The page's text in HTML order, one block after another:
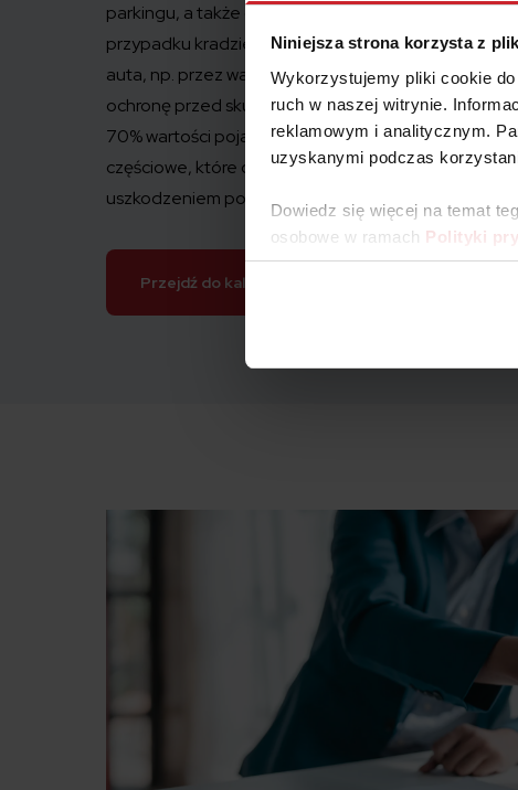
Niniejsza strona korzysta z
Wykorzystujemy pliki cookie
ruch w naszej witrynie.
reklamowym i analitycznym.
uzyskanymi podczas
Dowiedz się więcej na temat
osobowe w ramach Polityki
parkingu, a także gwarantuje rekompensatę
przypadku kradzieży samochodu czy celowego
auta, np. przez wandali. Możesz też wybrać polisę
ochronę przed skutkami tzw. szkody całkowitej,
70% wartości pojazdu. Innym wariantem jest
częściowe, które obejmuje straty związane z utratą
uszkodzeniem poszczególnych elementów pojazdu.
Przejdź do kalkulatora OC/AC